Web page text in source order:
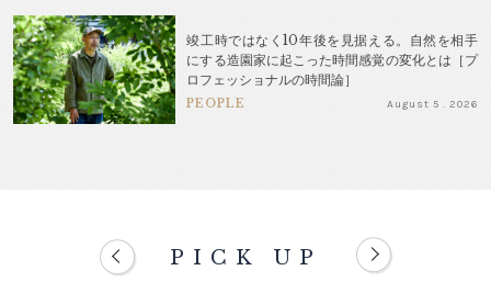
竣工時ではなく10年後を見据える。自然を相手
にする造園家に起こった時間感覚の変化とは［プ
ロフェッショナルの時間論］
PEOPLE August 5 . 2026
PICK UP